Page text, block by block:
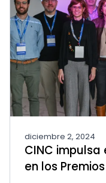
diciembre 2, 2024
CINC
en los